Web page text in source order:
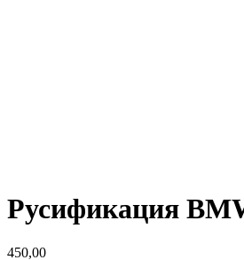
Русификация
450,00